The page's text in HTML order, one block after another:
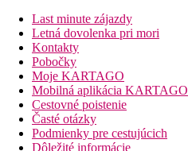
Last minute zájazdy
Letná dovolenka pri mori
Kontakty
Pobočky
Moje KARTAGO
Mobilná aplikácia KARTAGO
Cestovné poistenie
Časté otázky
Podmienky pre cestujúcich
Dôležité informácie